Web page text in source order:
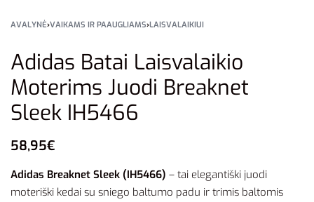
AVALYNĖ›VAIKAMS IR PAAUGLIAMS›LAISVALAIKIUI
Adidas Batai Laisvalaikio
Moterims Juodi Breaknet
Sleek IH5466
58,95€
Adidas Breaknet Sleek (IH5466) – tai elegantiški juodi
moteriški kedai su sniego baltumo padu ir trimis baltomis